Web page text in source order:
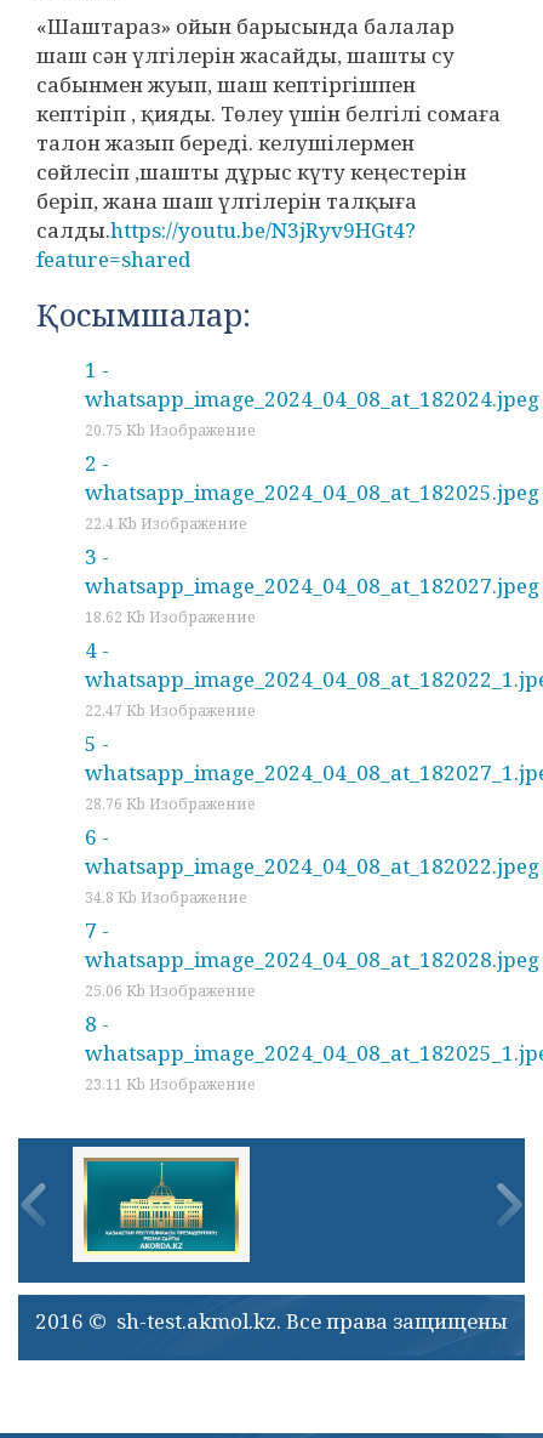
«Шаштараз» ойын барысында балалар
шаш сән үлгілерін жасайды, шашты су
сабынмен жуып, шаш кептіргішпен
кептіріп , қияды. Төлеу үшін белгілі сомаға
талон жазып береді. келушілермен
сөйлесіп ,шашты дұрыс күту кеңестерін
беріп, жана шаш үлгілерін талқыға
салды.https://youtu.be/N3jRyv9HGt4?
feature=shared
Қосымшалар:
1 -
whatsapp_image_2024_04_08_at_182024.jpeg
20.75 Kb Изображение
2 -
whatsapp_image_2024_04_08_at_182025.jpeg
22.4 Kb Изображение
3 -
whatsapp_image_2024_04_08_at_182027.jpeg
18.62 Kb Изображение
4 -
22.47 Kb Изображение
5 -
28.76 Kb Изображение
6 -
whatsapp_image_2024_04_08_at_182022.jpeg
34.8 Kb Изображение
7 -
whatsapp_image_2024_04_08_at_182028.jpeg
25.06 Kb Изображение
8 -
23.11 Kb Изображение
2016 © sh-test.akmol.kz. Все права защищены